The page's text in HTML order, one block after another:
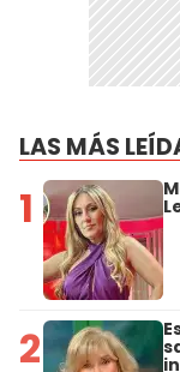
LAS MÁS
1
2